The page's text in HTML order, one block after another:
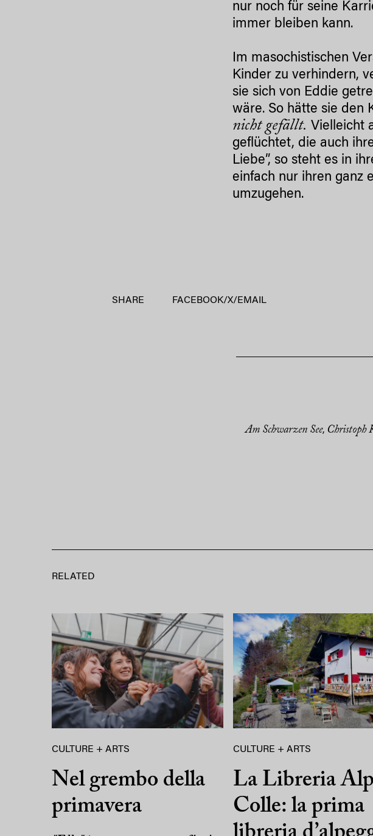
nur noch für seine
immer bleiben kann.
Im masochistischen
Kinder zu verhindern,
sie sich von Eddie
wäre. So hätte sie den
nicht gefällt. Vielleicht
geflüchtet, die auch
Liebe”, so steht es in
einfach nur ihren ganz
umzugehen.
SHARE FACEBOOK/X/ EMAIL
Am Schwarzen See, Christoph
RELATED
CULTURE + ARTS
Nel grembo della
primavera
CULTURE + ARTS
La Libreria
Colle: la prima